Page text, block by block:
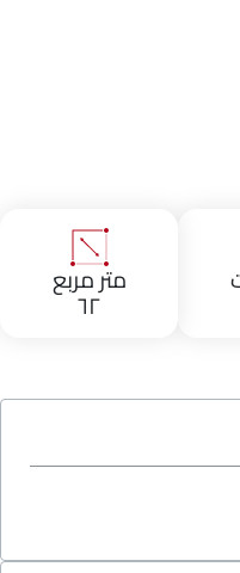
متر مربع
٦٢